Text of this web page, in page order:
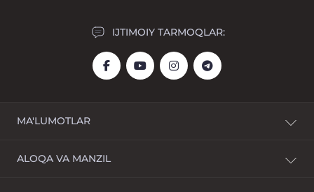
IJTIMOIY TARMOQLAR:
MA'LUMOTLAR
To'lov
ALOQA VA MANZIL